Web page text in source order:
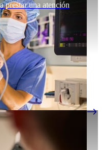
prestar una atención